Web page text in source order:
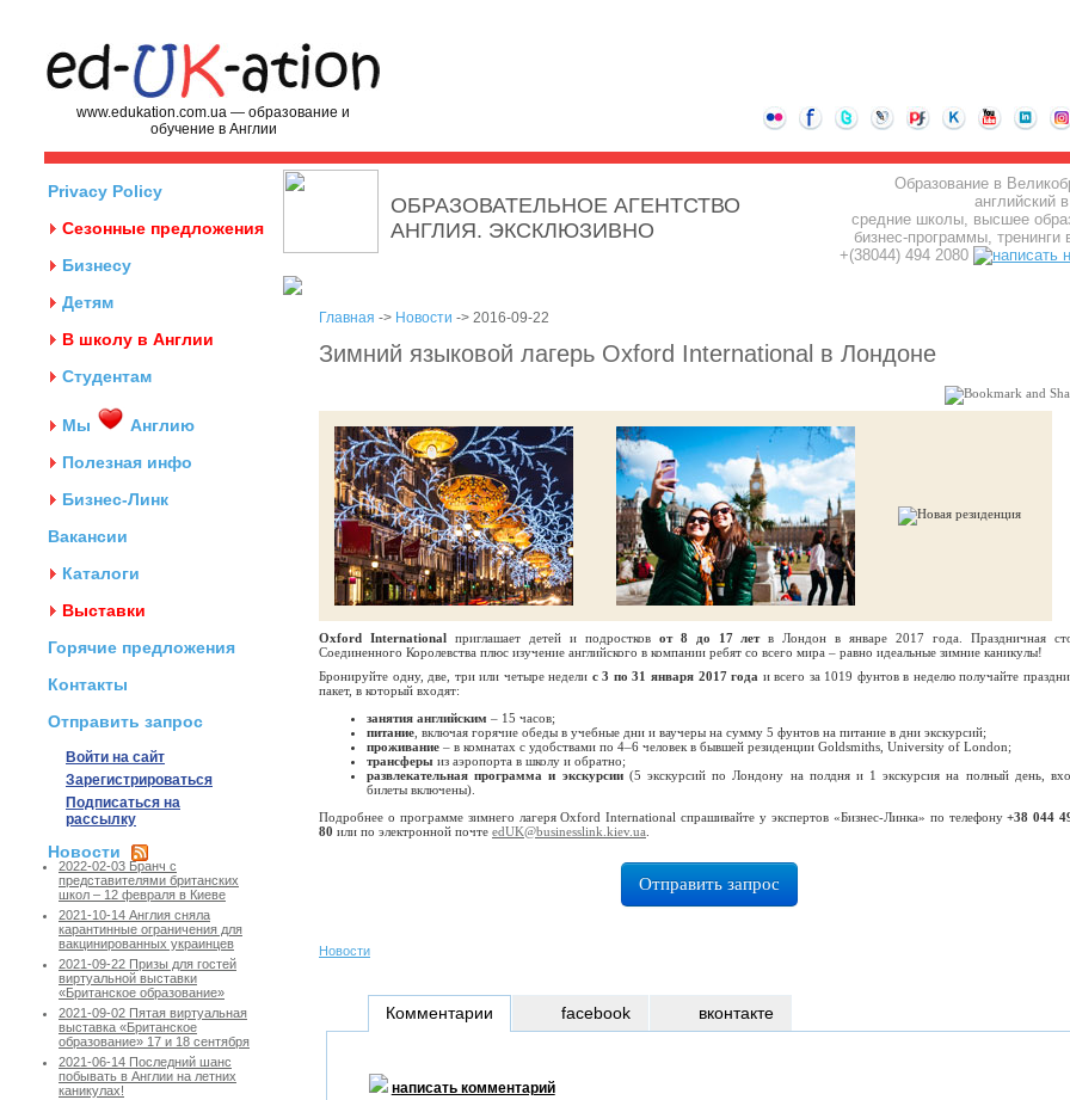
www.edukation.com.ua — образование и
обучение в Англии
Privacy Policy
Сезонные предложения
Бизнесу
Детям
В школу в Англии
Студентам
Мы
Англию
Полезная инфо
Бизнес-Линк
Вакансии
Каталоги
Выставки
Горячие предложения
Контакты
Отправить запрос
Войти на сайт
Зарегистрироваться
Подписаться на
рассылку
Новости
2022-02-03 Бранч с
представителями британских
школ – 12 февраля в Киеве
2021-10-14 Англия сняла
карантинные ограничения для
вакцинированных украинцев
2021-09-22 Призы для гостей
виртуальной выставки
«Британское образование»
2021-09-02 Пятая виртуальная
выставка «Британское
образование» 17 и 18 сентября
2021-06-14 Последний шанс
побывать в Англии на летних
каникулах!
ОБРАЗОВАТЕЛЬНОЕ АГЕНТСТВО
АНГЛИЯ. ЭКСКЛЮЗИВНО
Образование в
английский
средние школы, высшее
бизнес-программы, тренинги
+(38044) 494 2080
Главная -> Новости -> 2016-09-22
Зимний языковой лагерь Oxford International в Лондоне
Oxford International приглашает детей и подростков от 8 до 17 летв Лондон в январе 2017 года. Праздничная
Соединенного Королевства плюс изучение английского в компании ребят со всего мира – равно идеальные зимние каникулы!
Бронируйте одну, две, три или четыре недели с 3 по 31 января 2017 года и всего за 1019 фунтов в неделю получайте
пакет, в который входят:
занятия английским – 15 часов;
питание , включая горячие обеды в учебные дни и ваучеры на сумму 5 фунтов на питание в дни экскурсий;
проживание – в комнатах с удобствами по 4–6 человек в бывшей резиденции Goldsmiths, University of London;
трансферы из аэропорта в школу и обратно;
развлекательная программа и экскурсии(5 экскурсий по Лондону на полдня и 1 экскурсия на полный день,
билеты включены).
Подробнее о программе зимнего лагеря Oxford International спрашивайте у экспертов «Бизнес-Линка» по телефону+38 044
80 или по электронной почте edUK@businesslink.kiev.ua
Отправить запрос
Новости
Комментарии
написать комментарий
facebook вконтакте